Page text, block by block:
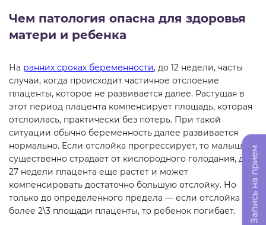
Чем патология опасна для здоровья
матери и ребенка
На ранних сроках беременности, до 12 недели, часты
случаи, когда происходит частичное отслоение
плаценты, которое не развивается далее. Растущая в
этот период плацента компенсирует площадь, которая
отслоилась, практически без потерь. При такой
ситуации обычно беременность далее развивается
нормально. Если отслойка прогрессирует, то малыш
существенно страдает от кислородного голодания, до
27 недели плацента еще растет и может
компенсировать достаточно большую отслойку. Но
только до определенного предела — если отслойка
более 2\3 площади плаценты, то ребенок погибает.
Запись на прием